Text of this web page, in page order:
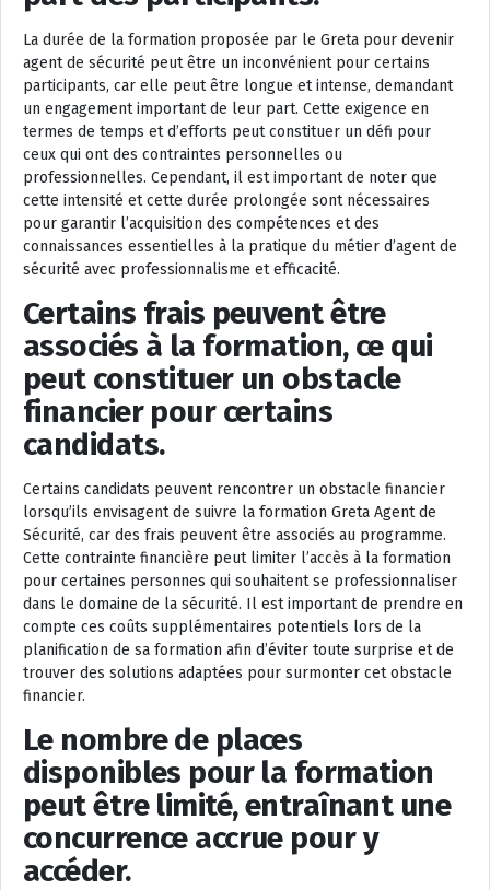
La durée de la formation proposée par le Greta pour devenir
agent de sécurité peut être un inconvénient pour certains
participants, car elle peut être longue et intense, demandant
un engagement important de leur part. Cette exigence en
termes de temps et d’efforts peut constituer un défi pour
ceux qui ont des contraintes personnelles ou
professionnelles. Cependant, il est important de noter que
cette intensité et cette durée prolongée sont nécessaires
pour garantir l’acquisition des compétences et des
connaissances essentielles à la pratique du métier d’agent de
sécurité avec professionnalisme et efficacité.
Certains frais peuvent être
associés à la formation, ce qui
peut constituer un obstacle
financier pour certains
candidats.
Certains candidats peuvent rencontrer un obstacle financier
lorsqu’ils envisagent de suivre la formation Greta Agent de
Sécurité, car des frais peuvent être associés au programme.
Cette contrainte financière peut limiter l’accès à la formation
pour certaines personnes qui souhaitent se professionnaliser
dans le domaine de la sécurité. Il est important de prendre en
compte ces coûts supplémentaires potentiels lors de la
planification de sa formation afin d’éviter toute surprise et de
trouver des solutions adaptées pour surmonter cet obstacle
financier.
Le nombre de places
disponibles pour la formation
peut être limité, entraînant une
concurrence accrue pour y
accéder.